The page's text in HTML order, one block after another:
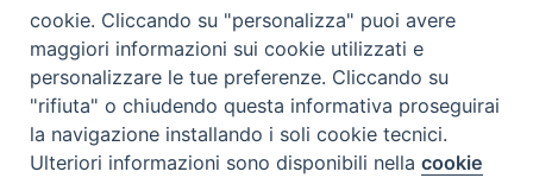
Download
Amministrazione Trasparente
Privacy e cookie policy
Copyright ©2024 - All Rights Reserved
Preferenze Cookie
cookie. Cliccando su "personalizza" puoi avere
maggiori informazioni sui cookie utilizzati e
personalizzare le tue preferenze. Cliccando su
"rifiuta" o chiudendo questa informativa proseguirai
la navigazione installando i soli cookie tecnici.
Ulteriori informazioni sono disponibili nellacookie